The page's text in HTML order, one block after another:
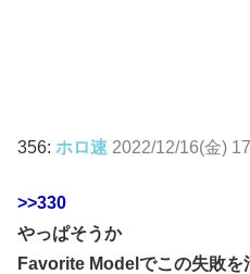
356: ホロ速 2022/12/16(金)
>>330
やっぱそうか
Favorite Modelでこの失敗